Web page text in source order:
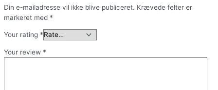
Din e-mailadresse vil ikke blive publiceret. Krævede felter er
markeret med *
Your rating *
Your review *